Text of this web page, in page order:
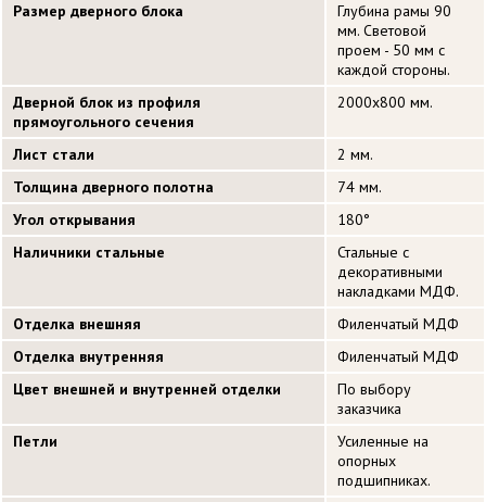
Размер дверного блока
Глубина рамы 90
мм. Световой
проем - 50 мм с
каждой стороны.
Дверной блок из профиля
прямоугольного сечения
2000х800 мм.
Лист стали
2 мм.
Толщина дверного полотна
74 мм.
Угол открывания
180°
Наличники стальные
Стальные с
декоративными
накладками МДФ.
Отделка внешняя
Филенчатый МДФ
Отделка внутренняя
Филенчатый МДФ
Цвет внешней и внутренней отделки
По выбору
заказчика
Петли
Усиленные на
опорных
подшипниках.